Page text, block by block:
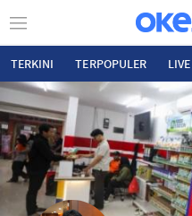
TERKINI TERPOPULER